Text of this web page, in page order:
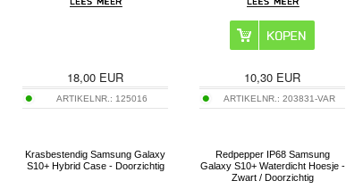
18,00 EUR
ARTIKELNR.: 125016
10,30 EUR
ARTIKELNR.: 203831-VAR
Krasbestendig Samsung Galaxy
S10+ Hybrid Case - Doorzichtig
Redpepper IP68 Samsung
Galaxy S10+ Waterdicht Hoesje -
Zwart / Doorzichtig